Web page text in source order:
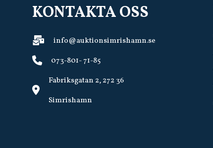
KONTAKTA OSS
info@auktionsimrishamn.se
073-801- 71-85
Fabriksgatan 2, 272 36
Simrishamn